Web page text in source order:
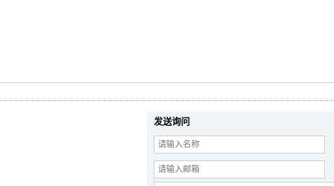
发送询问